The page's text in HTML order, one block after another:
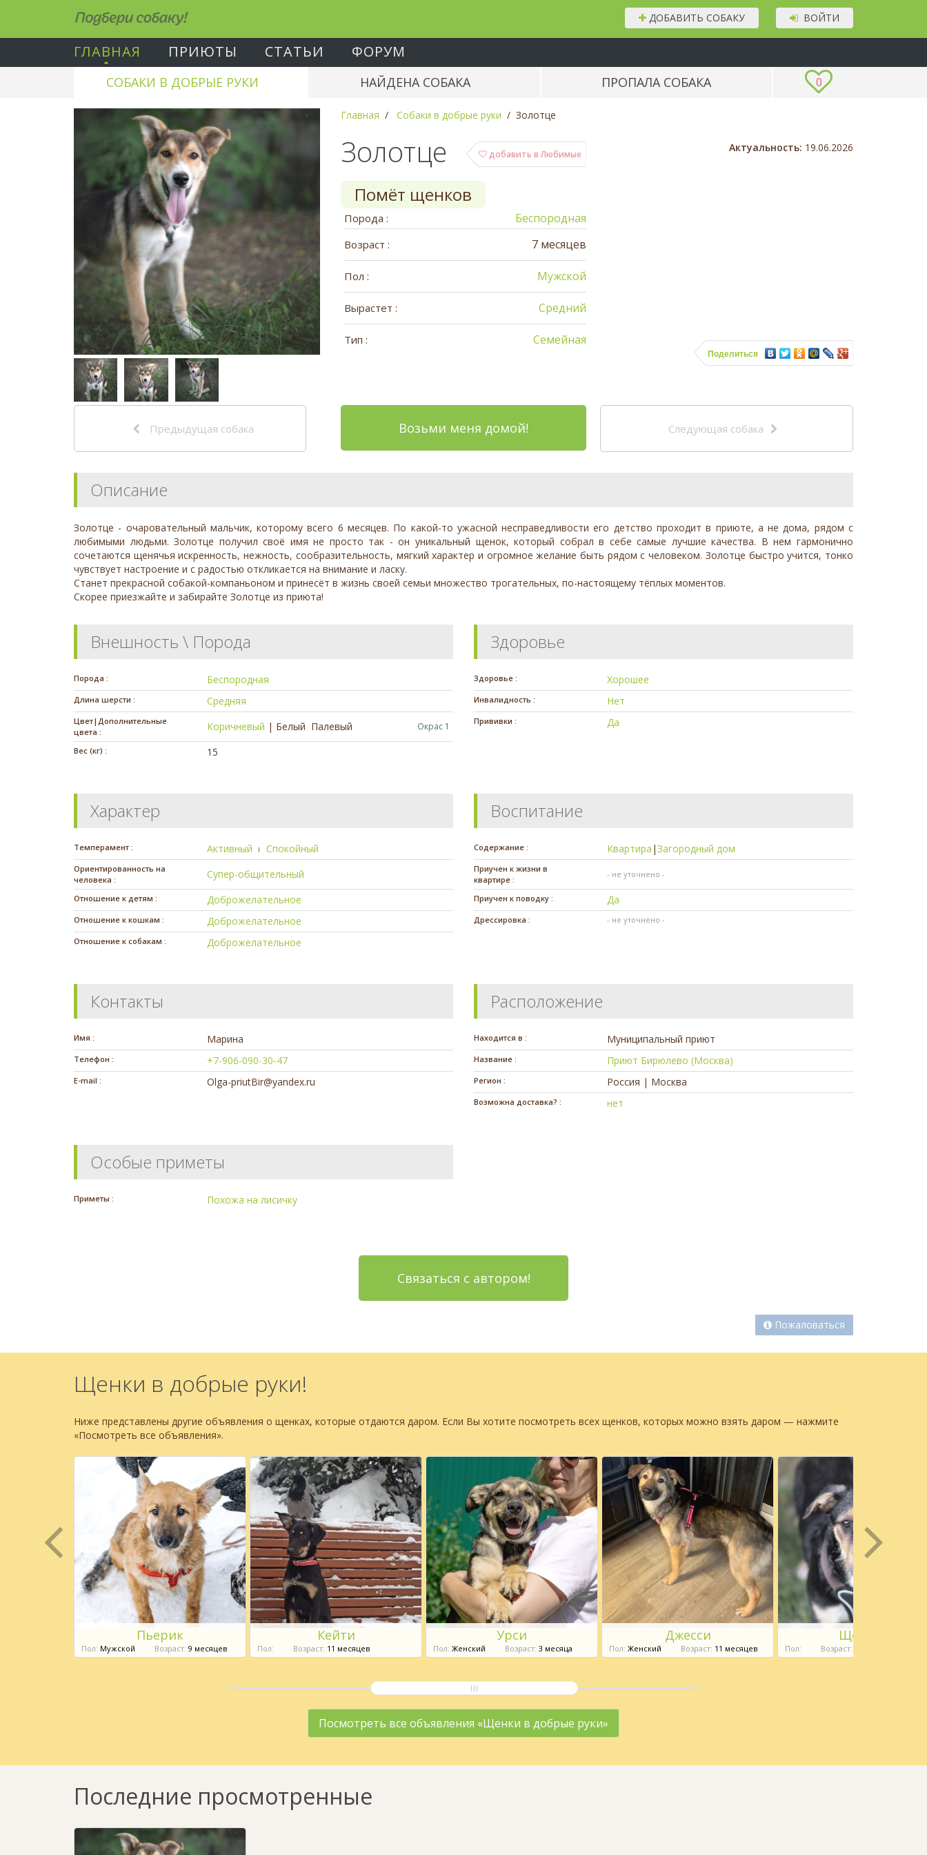
Подбери собаку! ВОЙТИ
ДОБАВИТЬ СОБАКУ
ГЛАВНАЯ ПРИЮТЫ СТАТЬИ ФОРУМ
0
СОБАКИ В ДОБРЫЕ РУКИ НАЙДЕНА СОБАКА ПРОПАЛА СОБАКА
Главная Собаки в добрые руки Золотце
добавить в Любимые
Золотце
Помёт щенков
Порода : Беспородная
Возраст : 7 месяцев
Пол : Мужской
Вырастет : Средний
Тип : Семейная
Актуальность: 19.06.2026
Поделиться
Предыдущая собака Возьми меня домой! Следующая собака
Описание
Золотце - очаровательный мальчик, которому всего 6 месяцев. По какой-то ужасной несправедливости его детство проходит в приюте, а не дома, рядом с
любимыми людьми. Золотце получил своё имя не просто так - он уникальный щенок, который собрал в себе самые лучшие качества. В нем гармонично
сочетаются щенячья искренность, нежность, сообразительность, мягкий характер и огромное желание быть рядом с человеком. Золотце быстро учится, тонко
чувствует настроение и с радостью откликается на внимание и ласку.
Станет прекрасной собакой-компаньоном и принесёт в жизнь своей семьи множество трогательных, по-настоящему тёплых моментов.
Скорее приезжайте и забирайте Золотце из приюта!
Внешность \ Порода
Порода : Беспородная
Длина шерсти : Средняя
Цвет|Дополнительные
цвета :
Коричневый | Белый Палевый Окрас 1
Вес (кг) : 15
Здоровье
Здоровье : Хорошее
Инвалидность : Нет
Прививки : Да
Характер
Темперамент : Активный Спокойный
Ориентированность на
человека :
Супер-общительный
Отношение к детям : Доброжелательное
Отношение к кошкам : Доброжелательное
Отношение к собакам : Доброжелательное
Воспитание
Содержание : Квартира |Загородный дом
Приучен к жизни в
квартире :
- не уточнено -
Приучен к поводку : Да
Дрессировка : - не уточнено -
Контакты
Имя : Марина
Телефон : +7-906-090-30-47
E-mail : Olga-priutBir@yandex.ru
Расположение
Находится в : Муниципальный приют
Название : Приют Бирюлево (Москва)
Регион : Россия | Москва
Возможна доставка? : нет
Особые приметы
Приметы : Похожа на лисичку
Связаться с автором!
Пожаловаться
Щенки в добрые руки!
Ниже представлены другие объявления о щенках, которые отдаются даром. Если Вы хотите посмотреть всех щенков, которых можно взять даром — нажмите
«Посмотреть все объявления».
Пьерик
Пол: Мужской Возраст: 9 месяцев
Кейти
Пол: Возраст: 11 месяцев
Урси
Пол: Женский Возраст: 3 месяца
Джесси
Пол: Женский Возраст: 11 месяцев
Щербет
Пол: Возраст:
Посмотреть все объявления «Щенки в добрые руки»
Последние просмотренные